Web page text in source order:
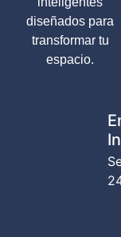
diseñados para
transformar tu
espacio.